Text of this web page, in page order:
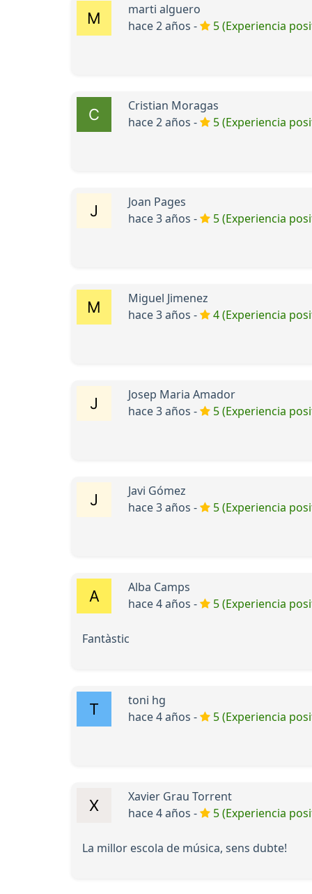
marti alguero
hace 2 años -
5 (Experiencia
Cristian Moragas
hace 2 años -
5 (Experiencia
Joan Pages
hace 3 años -
5 (Experiencia
Miguel Jimenez
hace 3 años -
4 (Experiencia
Josep Maria Amador
hace 3 años -
5 (Experiencia
Javi Gómez
hace 3 años -
5 (Experiencia
Alba Camps
hace 4 años -
5 (Experiencia
Fantàstic
toni hg
hace 4 años -
5 (Experiencia
Xavier Grau Torrent
hace 4 años -
5 (Experiencia
La millor escola de música, sens dubte!